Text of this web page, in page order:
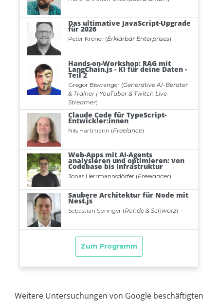
Weitere Untersuchungen von Google beschäftigten